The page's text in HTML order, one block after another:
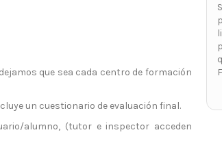
que sea cada centro de formación
un cuestionario de evaluación final.
alumno, (tutor e inspector acceden